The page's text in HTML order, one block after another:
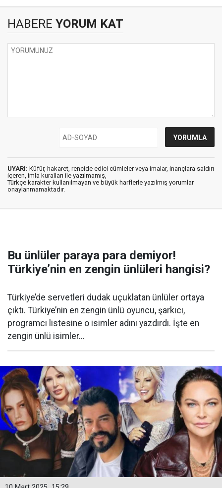
HABERE YORUM KAT
UYARI: Küfür, hakaret, rencide edici cümleler veya imalar, inançlara saldırı
içeren, imla kuralları ile yazılmamış,
Türkçe karakter kullanılmayan ve büyük harflerle yazılmış yorumlar
onaylanmamaktadır.
Bu ünlüler paraya para demiyor!
Türkiye’nin en zengin ünlüleri hangisi?
Türkiye’de servetleri dudak uçuklatan ünlüler ortaya
çıktı. Türkiye’nin en zengin ünlü oyuncu, şarkıcı,
programcı listesine o isimler adını yazdırdı. İşte en
zengin ünlü isimler…